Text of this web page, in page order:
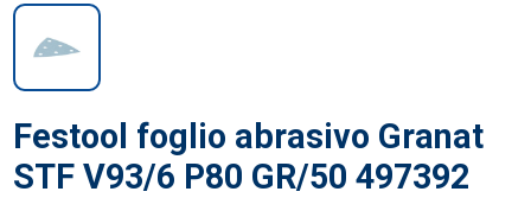
Festool foglio abrasivo Granat
STF V93/6 P80 GR/50 497392